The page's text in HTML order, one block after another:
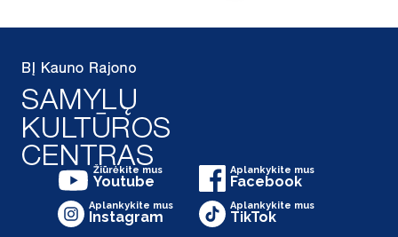
Žiūrėkite mus
Youtube
Aplankykite mus
Facebook
Aplankykite mus
Instagram
Aplankykite mus
TikTok